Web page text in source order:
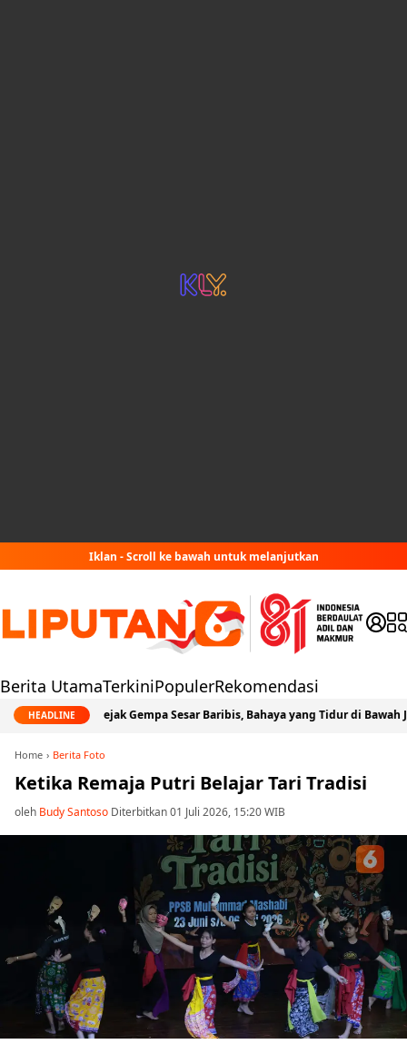
Iklan - Scroll ke bawah untuk melanjutkan
Berita UtamaTerkiniPopulerRekomendasi
HEADLINE
Jejak Gempa Sesar Baribis, Bahaya yang Tidur di Bawah
Home Berita Foto
Ketika Remaja Putri Belajar Tari Tradisi
oleh Budy Santoso Diterbitkan 01 Juli 2026, 15:20 WIB